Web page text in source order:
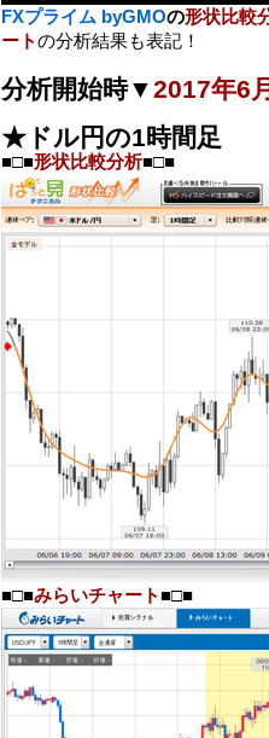
FXプライム byGMOの形状比較
ートの分析結果も表記！
分析開始時▼2017年6
★ドル円の1時間足
■□■形状比較分析■□■
■□■みらいチャート■□■